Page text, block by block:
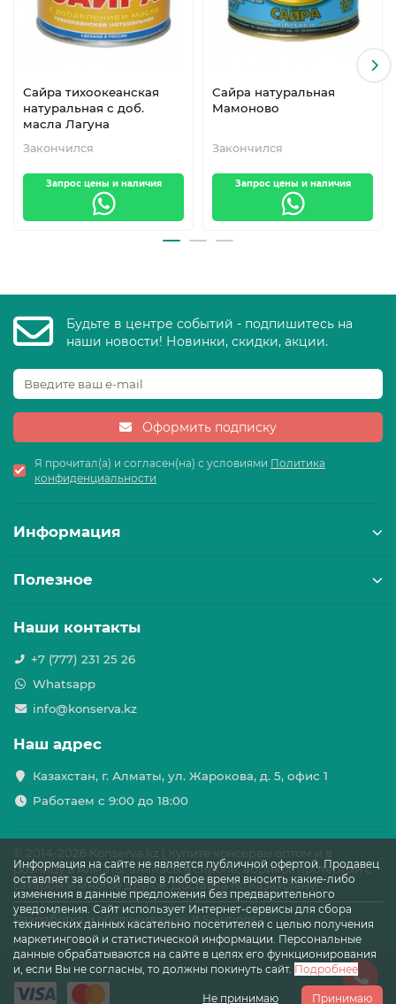
Сайра тихоокеанская
натуральная с доб.
масла Лагуна
Закончился
Запрос цены и наличия
Сайра натуральная
Мамоново
Закончился
Запрос цены и наличия
Информация на сайте не является публичной офертой. Продавец
оставляет за собой право в любое время вносить какие-либо
изменения в данные предложения без предварительного
уведомления. Сайт использует Интернет-сервисы для сбора
технических данных касательно посетителей с целью получения
маркетинговой и статистической информации. Персональные
данные обрабатываются на сайте в целях его функционирования
и, если Вы не согласны, то должны покинуть сайт. Подробнее
Не принимаю Принимаю
Будьте в центре событий - подпишитесь на
наши новости! Новинки, скидки, акции.
Оформить подписку
Я прочитал(а) и согласен(на) с условиями Политика
конфиденциальности
Информация
Полезное
Наши контакты
+7 (777) 231 25 26
Whatsapp
info@konserva.kz
Наш адрес
Казахстан, г. Алматы, ул. Жарокова, д. 5, офис 1
Работаем с 9:00 до 18:00
© 2014-2026 Konserva.kz | Купите консервы оптом и в
розницу в Алматы: ананасы в сиропе, абрикос протёртый с
сахаром и многое другое. Доставка по Казахстану!
Разработка и обслуживание: It Solutions